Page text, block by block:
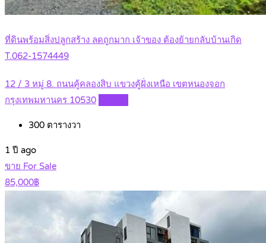
ที่ดินพร้อมสิ่งปลูกสร้าง ลดถูกมาก เจ้าของ ต้องย้ายกลับบ้านเกิด
T.062-1574449
12 / 3 หมู่ 8. ถนนคู้คลองสิบ แขวงคู้ฝั่งเหนือ เขตหนองจอก
กรุงเทพมหานคร 10530
300 ตารางวา
1 ปี ago
ขาย For Sale
85,000฿